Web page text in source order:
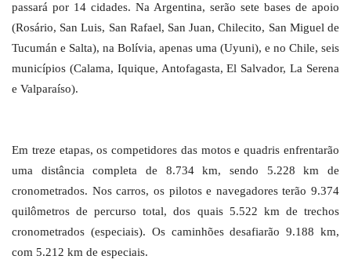
passará por 14 cidades. Na Argentina, serão sete bases de apoio
(Rosário, San Luis, San Rafael, San Juan, Chilecito, San Miguel de
Tucumán e Salta), na Bolívia, apenas uma (Uyuni), e no Chile, seis
municípios (Calama, Iquique, Antofagasta, El Salvador, La Serena
e Valparaíso).
Em treze etapas, os competidores das motos e quadris enfrentarão
uma distância completa de 8.734 km, sendo 5.228 km de
cronometrados. Nos carros, os pilotos e navegadores terão 9.374
quilômetros de percurso total, dos quais 5.522 km de trechos
cronometrados (especiais). Os caminhões desafiarão 9.188 km,
com 5.212 km de especiais.